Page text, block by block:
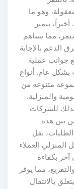
وهو ما
يتميز
مما يساهم
الدعم بالإجابة
جوانب عملية
بشكل عام. أنواع
متنوعة من
والمنزلية.
للشركات
بين هذه
نقل
المنزلي العملاء
بكفاءة
مما يوفر
بالانتقال